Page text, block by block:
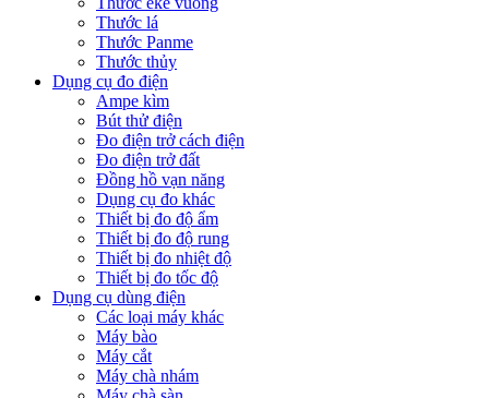
Thước lá
Thước Panme
Thước thủy
Dụng cụ đo điện
Ampe kìm
Bút thử điện
Đo điện trở cách điện
Đo điện trở đất
Đồng hồ vạn năng
Dụng cụ đo khác
Thiết bị đo độ ẩm
Thiết bị đo độ rung
Thiết bị đo nhiệt độ
Thiết bị đo tốc độ
Dụng cụ dùng điện
Các loại máy khác
Máy bào
Máy cắt
Máy chà nhám